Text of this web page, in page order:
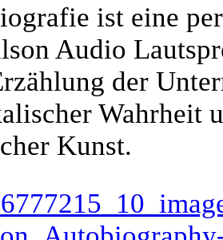
ist eine
Audio
der
Wahrheit
Kunst.